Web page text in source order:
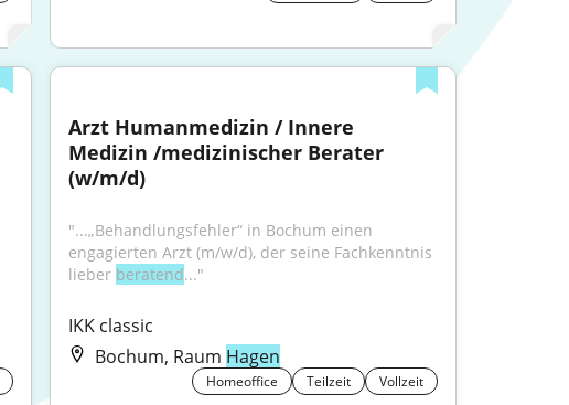
Arzt Humanmedizin / Innere
Medizin /medizinischer Berater
(w/m/d)
"...„Behandlungsfehler“ in Bochum einen
engagierten Arzt (m/w/d), der seine Fachkenntnis
lieber beratend..."
IKK classic
Bochum, Raum Hagen
Homeoffice Teilzeit Vollzeit